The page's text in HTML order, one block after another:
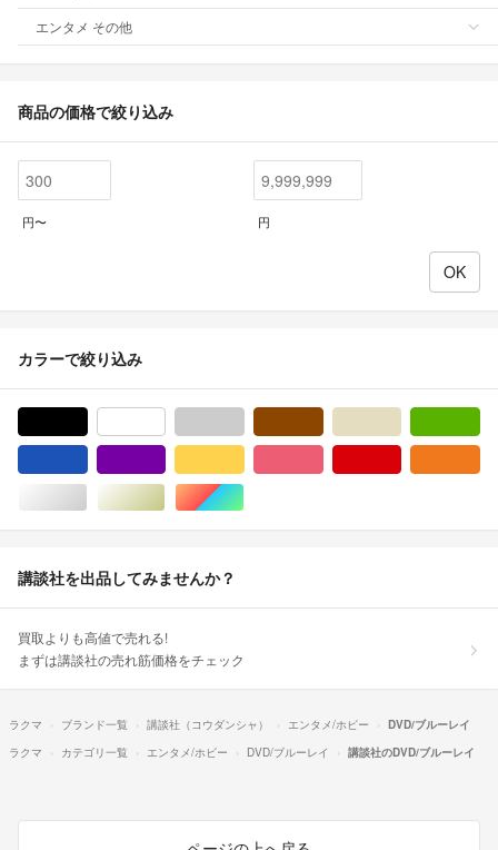
エンタメ その他
商品の価格で絞り込み
円〜 円
カラーで絞り込み
シルバー/銀色系ゴールド/金色系マルチカラー
講談社を出品してみませんか？
買取よりも高値で売れる!
まずは講談社の売れ筋価格をチェック
ラクマ ブランド一覧 講談社（コウダンシャ） エンタメ/ホビー
DVD/ブルーレイ
ラクマ
カテゴリ一覧 エンタメ/ホビー DVD/ブルーレイ 講談社のDVD/ブルーレイ